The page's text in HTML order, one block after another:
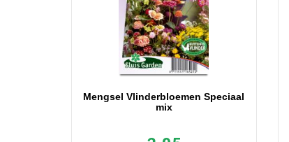
Mengsel Vlinderbloemen Speciaal
mix